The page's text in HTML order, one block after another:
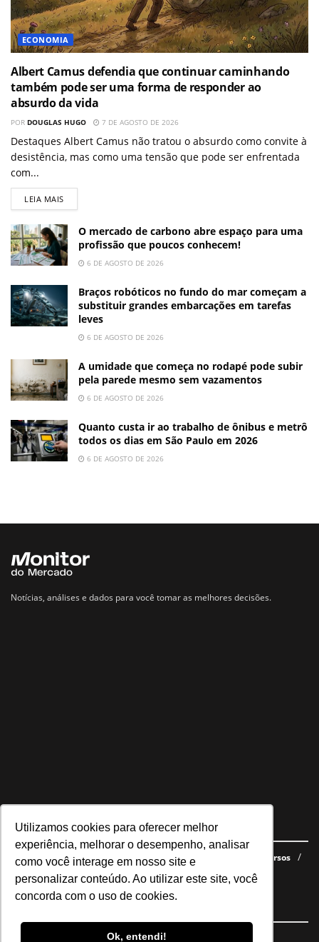
Utilizamos cookies para oferecer melhor
experiência, melhorar o desempenho, analisar
como você interage em nosso site e
personalizar conteúdo. Ao utilizar este site, você
concorda com o uso de cookies.
Ok, entendi!
ECONOMIA
Albert Camus defendia que continuar caminhando
também pode ser uma forma de responder ao
absurdo da vida
POR DOUGLAS HUGO 7 DE AGOSTO DE 2026
Destaques Albert Camus não tratou o absurdo como convite à
desistência, mas como uma tensão que pode ser enfrentada
com...
LEIA MAIS
O mercado de carbono abre espaço para uma
profissão que poucos conhecem!
6 DE AGOSTO DE 2026
Braços robóticos no fundo do mar começam a
substituir grandes embarcações em tarefas
leves
6 DE AGOSTO DE 2026
A umidade que começa no rodapé pode subir
pela parede mesmo sem vazamentos
6 DE AGOSTO DE 2026
Quanto custa ir ao trabalho de ônibus e metrô
todos os dias em São Paulo em 2026
6 DE AGOSTO DE 2026
Notícias, análises e dados para você tomar as melhores decisões.
Navegue no site
Últimas notícias Quem somos E-books gratuitos
Cursos
Política de privacidade